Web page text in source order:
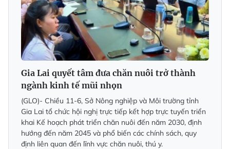
Gia Lai quyết tâm đưa chăn nuôi trở thành
ngành kinh tế mũi nhọn
(GLO)- Chiều 11-6, Sở Nông nghiệp và Môi trường tỉnh
Gia Lai tổ chức hội nghị trực tiếp kết hợp trực tuyến triển
khai Kế hoạch phát triển chăn nuôi đến năm 2030, định
hướng đến năm 2045 và phổ biến các chính sách, quy
định liên quan đến lĩnh vực chăn nuôi, thú y.